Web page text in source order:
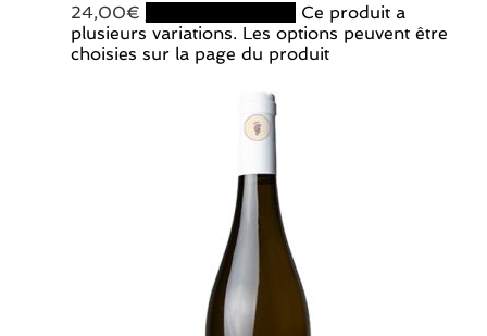
24,00€
Ce produit a
plusieurs variations. Les options peuvent être
choisies sur la page du produit